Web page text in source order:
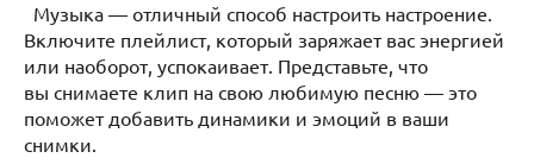
Музыка — отличный способ настроить настроение.
Включите плейлист, который заряжает вас энергией
или наоборот, успокаивает. Представьте, что
вы снимаете клип на свою любимую песню — это
поможет добавить динамики и эмоций в ваши
снимки.